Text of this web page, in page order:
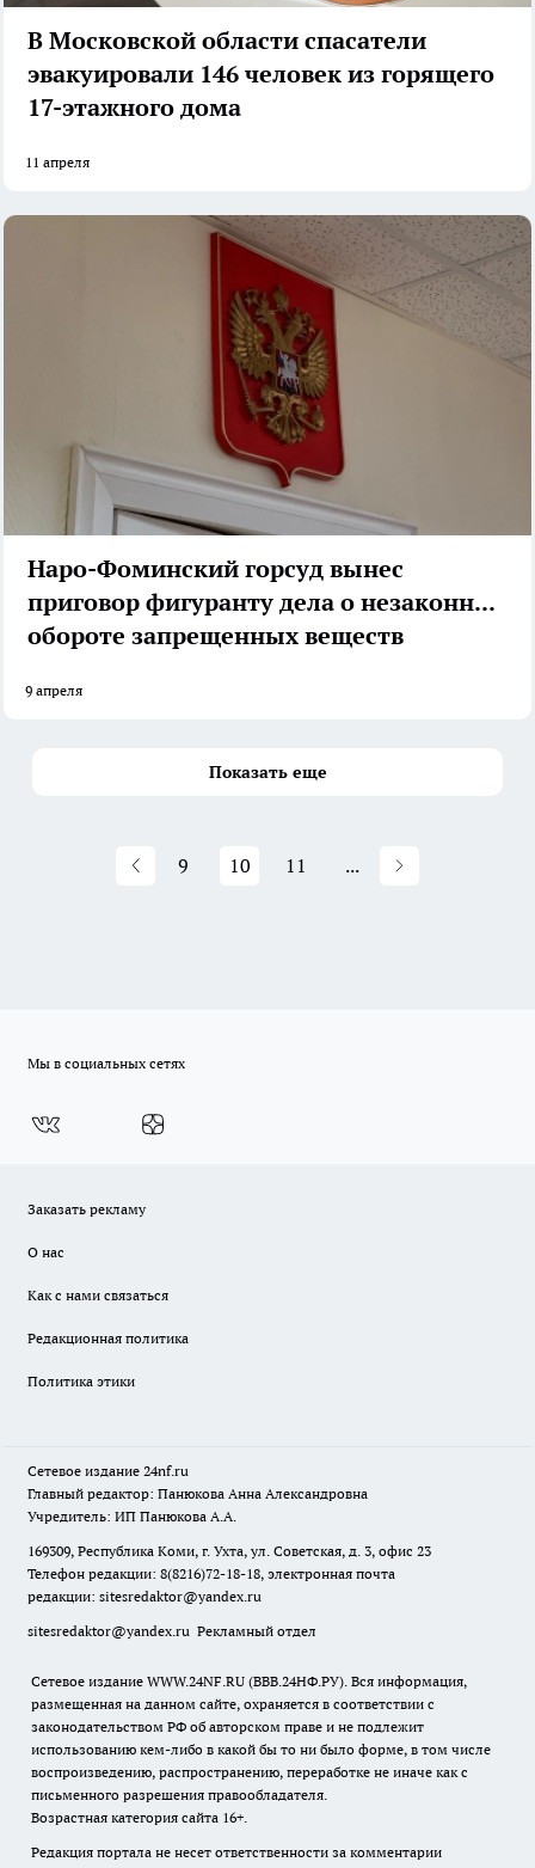
В Московской области спасатели
эвакуировали 146 человек из горящего
17-этажного дома
11 апреля
Наро-Фоминский горсуд вынес
приговор фигуранту дела о незаконном
обороте запрещенных веществ
9 апреля
Показать еще
9 10 11 ...
Мы в социальных сетях
Заказать рекламу
О нас
Как с нами связаться
Редакционная политика
Политика этики
Сетевое издание 24nf.ru
Главный редактор: Панюкова Анна Александровна
Учредитель: ИП Панюкова А.А.
169309, Республика Коми, г. Ухта, ул. Советская, д. 3, офис 23
Телефон редакции: 8(8216)72-18-18, электронная почта
редакции: sitesredaktor@yandex.ru
sitesredaktor@yandex.ru Рекламный отдел
Сетевое издание WWW.24NF.RU (ВВВ.24НФ.РУ). Вся информация,
размещенная на данном сайте, охраняется в соответствии с
законодательством РФ об авторском праве и не подлежит
использованию кем-либо в какой бы то ни было форме, в том числе
воспроизведению, распространению, переработке не иначе как с
письменного разрешения правообладателя.
Возрастная категория сайта 16+.
Редакция портала не несет ответственности за комментарии